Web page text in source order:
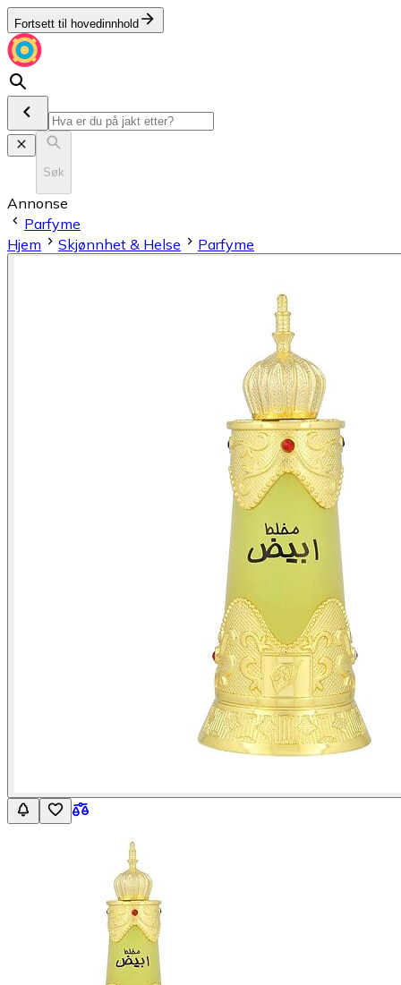
Fortsett til hovedinnhold
Søk
Annonse
Parfyme
Hjem
Skjønnhet & Helse Parfyme